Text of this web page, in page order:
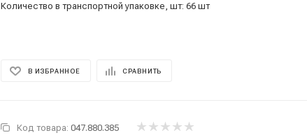
Количество в транспортной упаковке, шт: 66 шт
В ИЗБРАННОЕ СРАВНИТЬ
Код товара: 047.880.385